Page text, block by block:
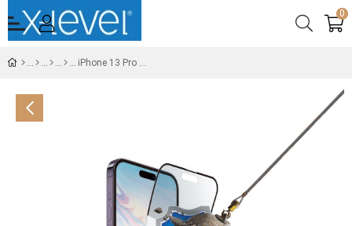
0
iPhone 13 Pro Max X-Bufferglass Temperli 9D Cam Ekran Koruyucu